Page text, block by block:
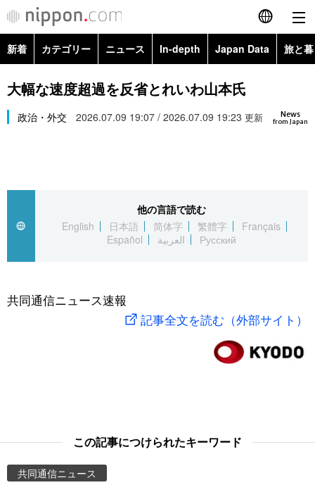
English
简体字
繁體字
العربية
社会
旅と暮らし
新着 カテゴリー ニュース In-depth Japan Data 旅と
政治・外交
経済・ビジネス
社会
文化
科学・技術
暮らし
Images
お知らせ
大幅な速度超過を反省とれいわ山本氏
News
from Japan
政治・外交 2026.07.09 19:07 / 2026.07.09 19:23 更新
他の言語で読む
English
日本語 简体字 繁體字
Français
Español
العربية Русский
共同通信ニュース速報
記事全文を読む（外部サイト）
この記事につけられたキーワード
共同通信ニュース